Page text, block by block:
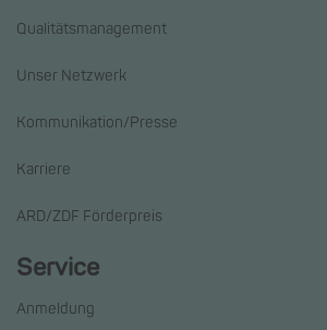
Qualitätsmanagement
Unser Netzwerk
Kommunikation/Presse
Karriere
ARD/ZDF Förderpreis
Service
Anmeldung